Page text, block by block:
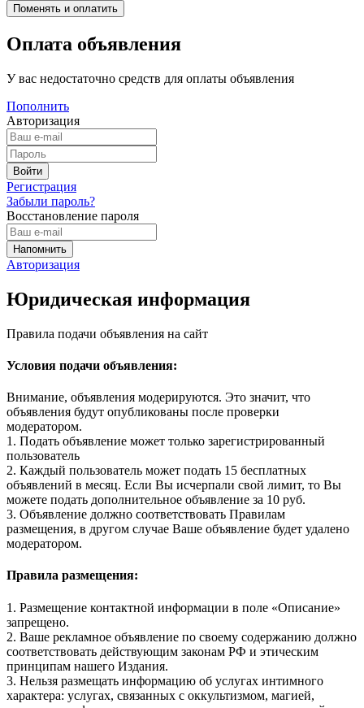
Оплата объявления
У вас недостаточно средств для оплаты объявления
Пополнить
Авторизация
Регистрация
Забыли пароль?
Восстановление пароля
Авторизация
Юридическая информация
Правила подачи объявления на сайт
Условия подачи объявления:
Внимание, объявления модерируются. Это значит, что
объявления будут опубликованы после проверки
модератором.
1. Подать объявление может только зарегистрированный
пользователь
2. Каждый пользователь может подать 15 бесплатных
объявлений в месяц. Если Вы исчерпали свой лимит, то Вы
можете подать дополнительное объявление за 10 руб.
3. Объявление должно соответствовать Правилам
размещения, в другом случае Ваше объявление будет удалено
модератором.
Правила размещения:
1. Размещение контактной информации в поле «Описание»
запрещено.
2. Ваше рекламное объявление по своему содержанию должно
соответствовать действующим законам РФ и этическим
принципам нашего Издания.
3. Нельзя размещать информацию об услугах интимного
характера: услугах, связанных с оккультизмом, магией,